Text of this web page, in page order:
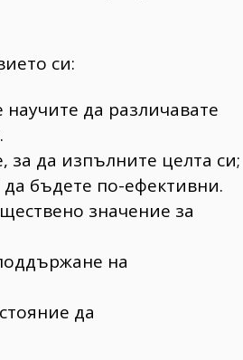
си:
научите да различавате
за да изпълните целта си;
бъдете по-ефективни.
значение за
на
да